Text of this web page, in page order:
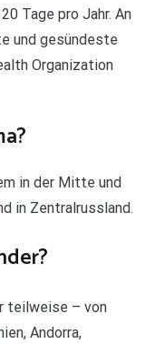
Tage pro Jahr. An
und gesündeste
Organization
in der Mitte und
in Zentralrussland.
teilweise – von
Andorra,